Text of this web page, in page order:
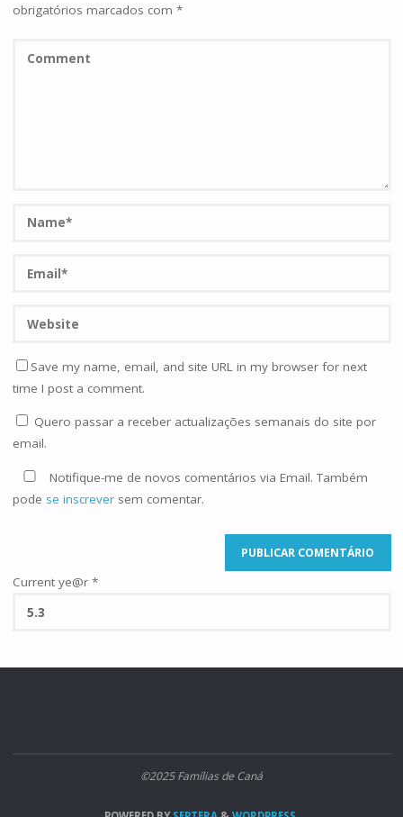
obrigatórios marcados com *
Save my name, email, and site URL in my browser for next
time I post a comment.
Quero passar a receber actualizações semanais do site por
email.
Notifique-me de novos comentários via Email. Também
pode se inscreversem comentar.
Current ye@r *
©2025 Famílias de Caná